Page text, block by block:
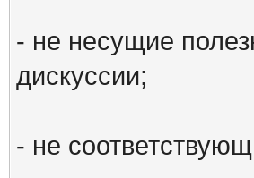
- не несущие
дискуссии;
- не